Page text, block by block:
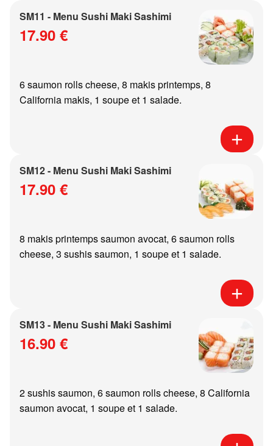
SM11 - Menu Sushi Maki Sashimi
17.90 €
6 saumon rolls cheese, 8 makis printemps, 8
California makis, 1 soupe et 1 salade.
SM12 - Menu Sushi Maki Sashimi
17.90 €
8 makis printemps saumon avocat, 6 saumon rolls
cheese, 3 sushis saumon, 1 soupe et 1 salade.
SM13 - Menu Sushi Maki Sashimi
16.90 €
2 sushis saumon, 6 saumon rolls cheese, 8 California
saumon avocat, 1 soupe et 1 salade.